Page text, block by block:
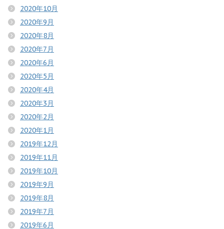
2020年10月
2020年9月
2020年8月
2020年7月
2020年6月
2020年5月
2020年4月
2020年3月
2020年2月
2020年1月
2019年12月
2019年11月
2019年10月
2019年9月
2019年8月
2019年7月
2019年6月